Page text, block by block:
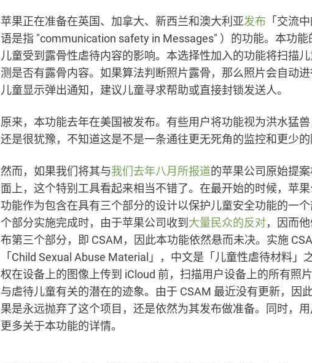
苹果正在准备在英国、加拿大、新西兰和澳大利亚发布 「交流
语是指 "communication safety in Messages" ）的功能。本功
儿童受到露骨性虐待内容的影响。本选择性加入的功能将扫描
测是否有露骨内容。如果算法判断照片露骨，那么照片会自动
儿童显示弹出通知，建议儿童寻求帮助或直接封锁发送人。
原来，本功能去年在美国被发布。有些用户将功能视为洪水猛
还是很犹豫，不知道这是不是一条通往更无死角的监控和更少的
然而，如果我们将其与我们去年八月所报道的苹果公司原始提
面上，这个特别工具看起来相当不错了。在最开始的时候，苹
功能作为包含在具有三个部分的设计以保护儿童安全功能的一
个部分实施完成时，由于苹果公司收到 大量民众的反对，因而
布第三个部分，即 CSAM，因此本功能依然悬而未决。实施
「Child Sexual Abuse Material」，中文是「儿童性虐待材料」
权在设备上的图像上传到 iCloud 前，扫描用户设备上的所有照
与虐待儿童有关的潜在的迹象。由于 CSAM 最近没有更新，因
果是永远抛弃了这个项目，还是依然为其发布做准备。同时，
更多关于本功能的详情。